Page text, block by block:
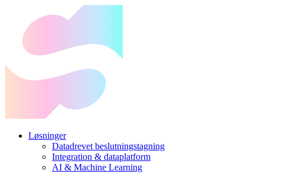
Løsninger
Datadrevet beslutningstagning
Integration & dataplatform
AI & Machine Learning